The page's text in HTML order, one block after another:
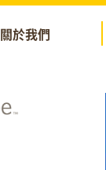
關於我們